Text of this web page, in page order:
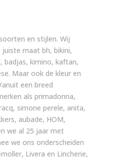
en stijlen. Wij
juiste maat bh, bikini,
badjas, kimino, kaftan,
Maar ook de kleur en
een breed
als primadonna,
simone perele, anita,
aubade, HOM,
we al 25 jaar met
we ons onderscheiden
Livera en Lincherie,